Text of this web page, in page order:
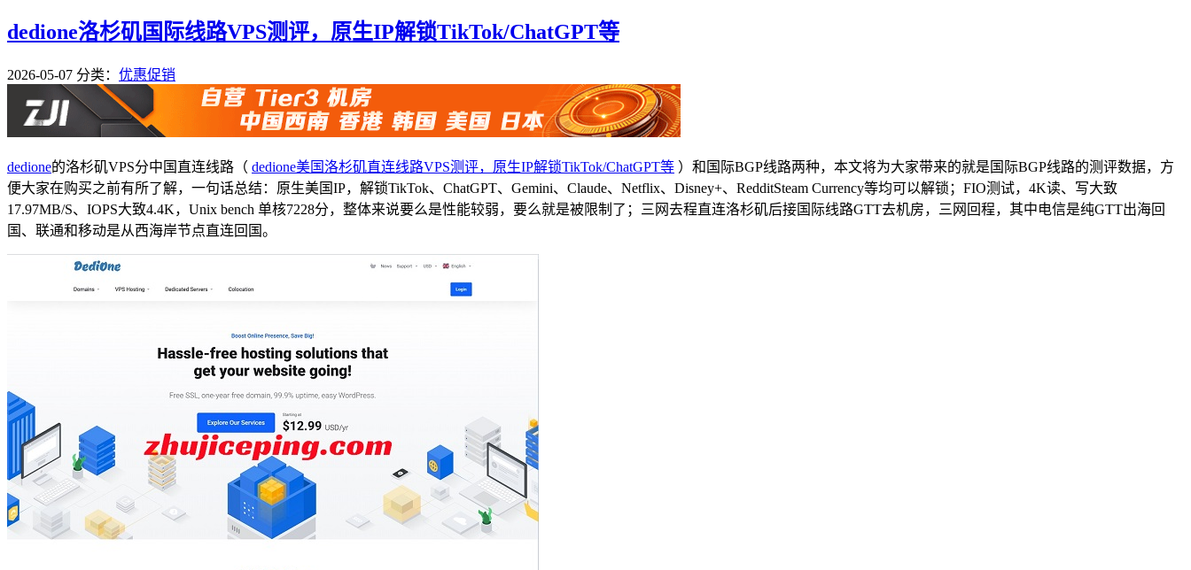
dedione洛杉矶国际线路VPS测评，原生IP解锁TikTok/ChatGPT等
2026-05-07 分类： 优惠促销
dedione的洛杉矶VPS分中国直连线路（ dedione美国洛杉矶直连线路VPS测评，原生IP解锁TikTok/ChatGPT等 ）和国际BGP线路两种，本文将为大家带来的就是国际BGP线路的测评数据，方
便大家在购买之前有所了解，一句话总结：原生美国IP，解锁TikTok、ChatGPT、Gemini、Claude、Netflix、Disney+、RedditSteam Currency等均可以解锁；FIO测试，4K读、写大致
17.97MB/S、IOPS大致4.4K，Unix bench 单核7228分，整体来说要么是性能较弱，要么就是被限制了；三网去程直连洛杉矶后接国际线路GTT去机房，三网回程，其中电信是纯GTT出海回
国、联通和移动是从西海岸节点直连回国。